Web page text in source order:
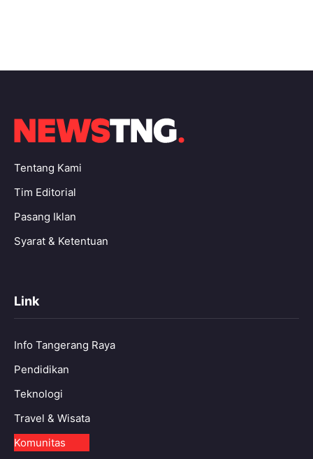
Tentang Kami
Tim Editorial
Pasang Iklan
Syarat & Ketentuan
Link
Info Tangerang Raya
Pendidikan
Teknologi
Travel & Wisata
Komunitas